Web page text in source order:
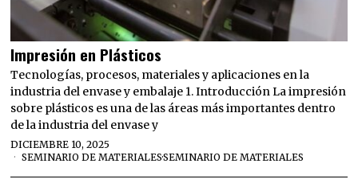
Impresión en Plásticos
Tecnologías, procesos, materiales y aplicaciones en la
industria del envase y embalaje 1. Introducción La impresión
sobre plásticos es una de las áreas más importantes dentro
de la industria del envase y
DICIEMBRE 10, 2025
SEMINARIO DE MATERIALES·SEMINARIO DE MATERIALES